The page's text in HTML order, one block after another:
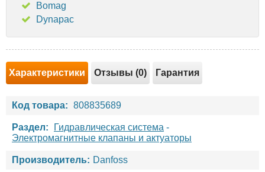
Bomag
Dynapac
Характеристики Отзывы (0) Гарантия
Код товара: 808835689
Раздел: Гидравлическая система -
Электромагнитные клапаны и актуаторы
Производитель: Danfoss